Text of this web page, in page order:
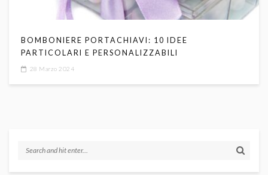
BOMBONIERE PORTACHIAVI: 10 IDEE
PARTICOLARI E PERSONALIZZABILI
28 Marzo 2024